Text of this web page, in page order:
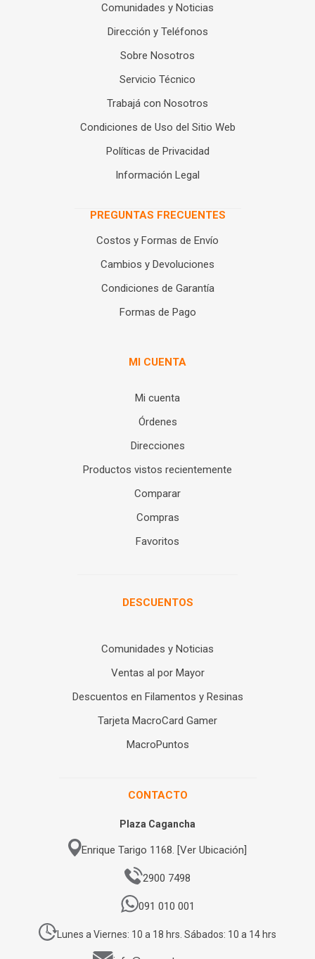
Comunidades y Noticias
Dirección y Teléfonos
Sobre Nosotros
Servicio Técnico
Trabajá con Nosotros
Condiciones de Uso del Sitio Web
Políticas de Privacidad
Información Legal
PREGUNTAS FRECUENTES
Costos y Formas de Envío
Cambios y Devoluciones
Condiciones de Garantía
Formas de Pago
MI CUENTA
Mi cuenta
Órdenes
Direcciones
Productos vistos recientemente
Comparar
Compras
Favoritos
DESCUENTOS
Comunidades y Noticias
Ventas al por Mayor
Descuentos en Filamentos y Resinas
Tarjeta MacroCard Gamer
MacroPuntos
CONTACTO
Plaza Cagancha
Enrique Tarigo 1168. [Ver Ubicación]
2900 7498
091 010 001
Lunes a Viernes: 10 a 18 hrs. Sábados: 10 a 14 hrs